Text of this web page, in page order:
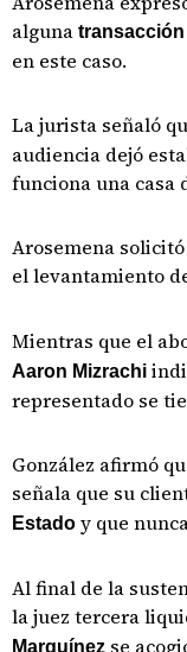
alguna transacción
en este caso.
La jurista señaló
audiencia dejó
funciona una casa
Arosemena
el levantamiento
Mientras que el
Aaron Mizrachi
representado se
González afirmó
señala que su
Estado y que
Al final de la
la juez tercera
Marquínez se